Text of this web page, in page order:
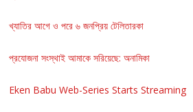
খ্যাতির আগে ও পরে ৬ জনপ্রিয় টেলিতারকা
প্রযোজনা সংস্থাই আমাকে সরিয়েছে: অনামিকা
Eken Babu Web-Series Starts Streaming